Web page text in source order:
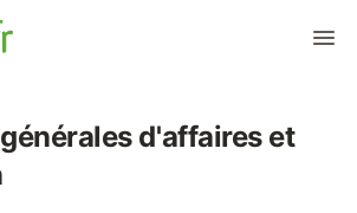
d'affaires et